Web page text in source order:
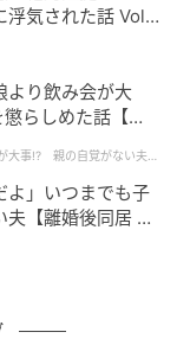
佐野晶哉たちと
浮気された話 Vol.
より飲み会が大
らしめた話【第1
大事!? 親の自覚がない夫を
よ」いつまでも子
【離婚後同居 Vo